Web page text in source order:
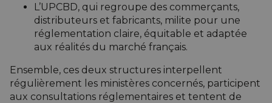
L’UPCBD, qui regroupe des commerçants,
distributeurs et fabricants, milite pour une
réglementation claire, équitable et adaptée
aux réalités du marché français.
Ensemble, ces deux structures interpellent
régulièrement les ministères concernés, participent
aux consultations réglementaires et tentent de